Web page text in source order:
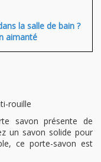
la salle de bain ?
aimanté
rouille
savon présente de
un savon solide pour
ce porte-savon est